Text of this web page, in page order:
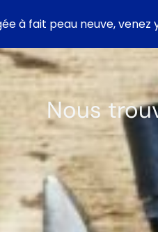
Nous
à fait peau neuve, venez